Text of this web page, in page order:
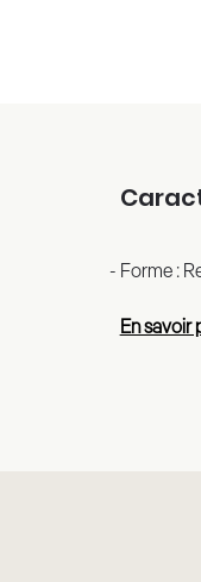
Forme :
En savoir